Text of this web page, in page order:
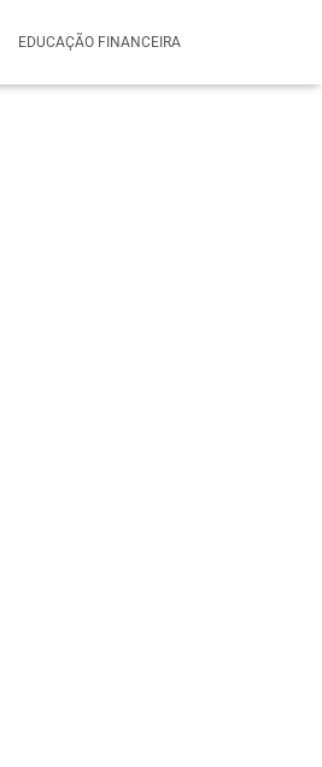
EDUCAÇÃO FINANCEIRA